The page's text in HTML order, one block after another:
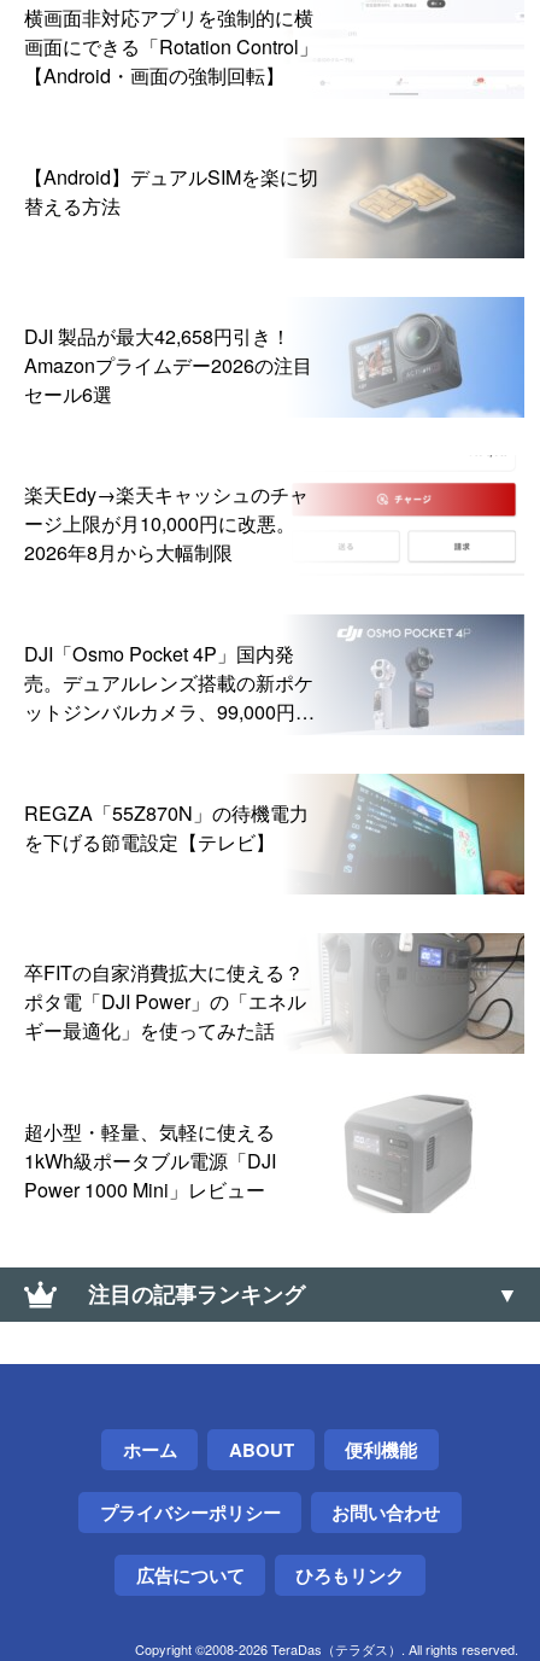
横画面非対応アプリを強制的に横
画面にできる「Rotation Control」
【Android・画面の強制回転】
【Android】デュアルSIMを楽に切
替える方法
DJI 製品が最大42,658円引き！
Amazonプライムデー2026の注目
セール6選
楽天Edy→楽天キャッシュのチャ
ージ上限が月10,000円に改悪。
2026年8月から大幅制限
DJI「Osmo Pocket 4P」国内発
売。デュアルレンズ搭載の新ポケ
ットジンバルカメラ、99,000円か
REGZA「55Z870N」の待機電力
を下げる節電設定【テレビ】
卒FITの自家消費拡大に使える？
ポタ電「DJI Power」の「エネル
ギー最適化」を使ってみた話
超小型・軽量、気軽に使える
1kWh級ポータブル電源「DJI
Power 1000 Mini」レビュー
注目の記事ランキング
DJI「Osmo Pocket 4」発表。4K/240fpsスローモー
ション＆10-bit D-Log対応、107GB内蔵ストレージ搭
載で2026年4月22日発売
外した話
ホーム ABOUT 便利機能
プライバシーポリシー お問い合わせ
広告について ひろもリンク
Copyright ©2008-2026 TeraDas（テラダス）. All rights reserved.